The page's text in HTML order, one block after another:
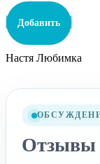
Добавить
Настя Любимка
Отзывы